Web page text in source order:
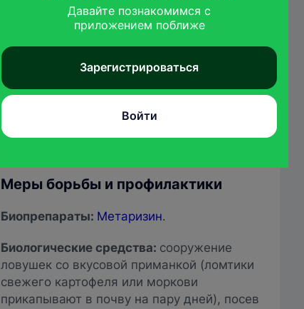
Frank Peairs/ dtnpf.com
Активно развивается в температурном
диапазоне 12-32°C.
Меры борьбы и профилактики
Биопрепараты: Метаризин.
Биологические средства: сооружение
ловушек со вкусовой приманкой (ломтики
свежего картофеля или моркови
прикапывают в почву на пару дней), посев
Давайте познакомимся с
приложением поближе
Зарегистрироваться
Войти